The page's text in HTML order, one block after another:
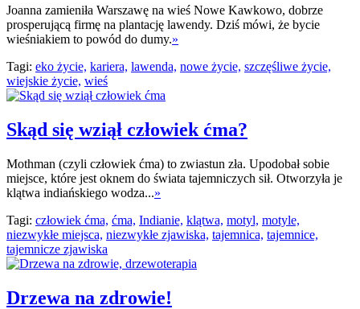
Joanna zamieniła Warszawę na wieś Nowe Kawkowo, dobrze
prosperującą firmę na plantację lawendy. Dziś mówi, że bycie
wieśniakiem to powód do dumy.»
Tagi: eko życie, kariera, lawenda, nowe życie, szczęśliwe życie,
wiejskie życie, wieś
Skąd się wziął człowiek ćma?
Mothman (czyli człowiek ćma) to zwiastun zła. Upodobał sobie
miejsce, które jest oknem do świata tajemniczych sił. Otworzyła je
klątwa indiańskiego wodza...»
Tagi: człowiek ćma, ćma, Indianie, klątwa, motyl, motyle,
niezwykłe miejsca, niezwykłe zjawiska, tajemnica, tajemnice,
tajemnicze zjawiska
Drzewa na zdrowie!